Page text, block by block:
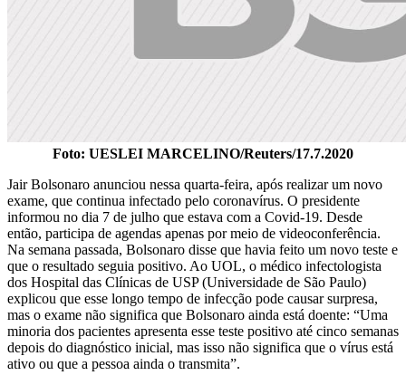
Foto: UESLEI MARCELINO/Reuters/17.7.2020
Jair Bolsonaro anunciou nessa quarta-feira, após realizar um novo
exame, que continua infectado pelo coronavírus. O presidente
informou no dia 7 de julho que estava com a Covid-19. Desde
então, participa de agendas apenas por meio de videoconferência.
Na semana passada, Bolsonaro disse que havia feito um novo teste e
que o resultado seguia positivo. Ao UOL, o médico infectologista
dos Hospital das Clínicas de USP (Universidade de São Paulo)
explicou que esse longo tempo de infecção pode causar surpresa,
mas o exame não significa que Bolsonaro ainda está doente: “Uma
minoria dos pacientes apresenta esse teste positivo até cinco semanas
depois do diagnóstico inicial, mas isso não significa que o vírus está
ativo ou que a pessoa ainda o transmita”.